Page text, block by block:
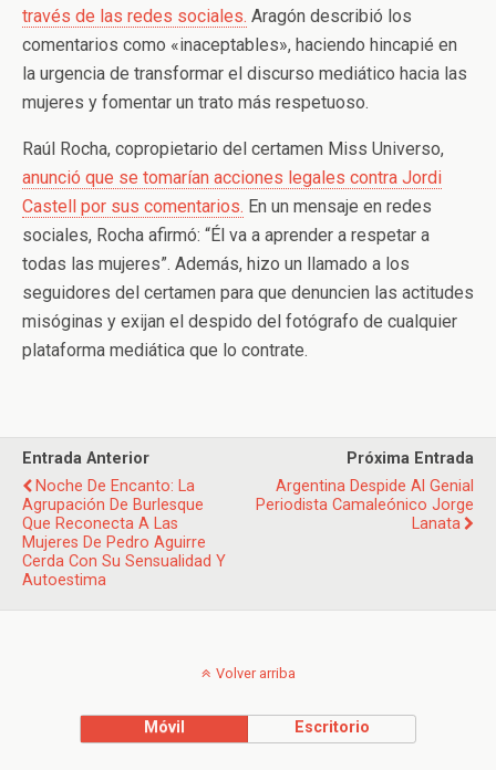
través de las redes sociales. Aragón describió los
comentarios como «inaceptables», haciendo hincapié en
la urgencia de transformar el discurso mediático hacia las
mujeres y fomentar un trato más respetuoso.
Raúl Rocha, copropietario del certamen Miss Universo,
anunció que se tomarían acciones legales contra Jordi
Castell por sus comentarios. En un mensaje en redes
sociales, Rocha afirmó: “Él va a aprender a respetar a
todas las mujeres”. Además, hizo un llamado a los
seguidores del certamen para que denuncien las actitudes
misóginas y exijan el despido del fotógrafo de cualquier
plataforma mediática que lo contrate.
Entrada Anterior
Noche De Encanto: La
Agrupación De Burlesque
Que Reconecta A Las
Mujeres De Pedro Aguirre
Cerda Con Su Sensualidad Y
Autoestima
Próxima Entrada
Argentina Despide Al Genial
Periodista Camaleónico Jorge
Lanata
Volver arriba
Móvil Escritorio